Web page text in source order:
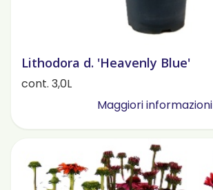
Lithodora d. 'Heavenly Blue'
cont. 3,0L
Maggiori informazioni